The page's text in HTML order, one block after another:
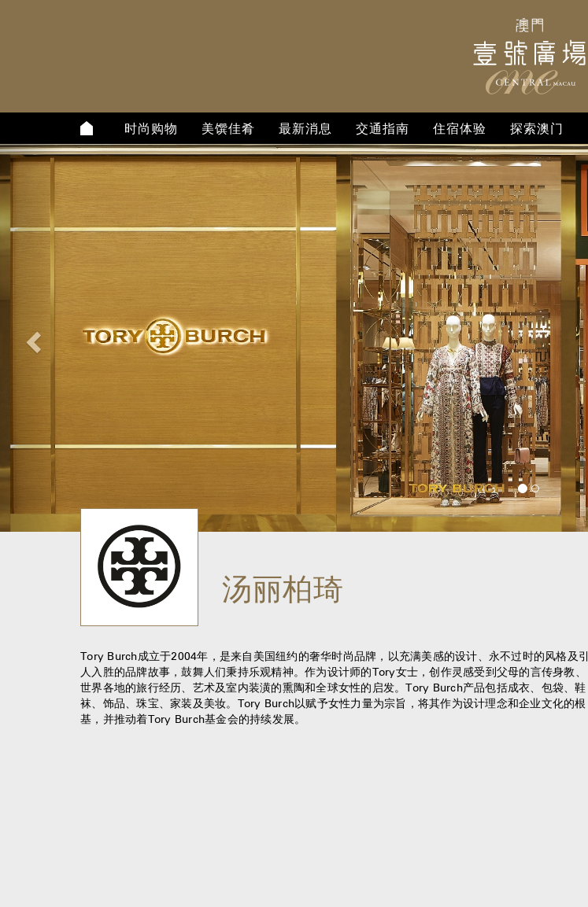
时尚购物 美馔佳肴 最新消息 交通指南 住宿体验 探索澳门
上
汤丽柏琦
Tory Burch成立于2004年，是来自美国纽约的奢华时尚品牌，以充满美感的设计、永不过时的风格及引
人入胜的品牌故事，鼓舞人们秉持乐观精神。作为设计师的Tory女士，创作灵感受到父母的言传身教、
世界各地的旅行经历、艺术及室内装潢的熏陶和全球女性的启发。Tory Burch产品包括成衣、包袋、鞋
袜、饰品、珠宝、家装及美妆。Tory Burch以赋予女性力量为宗旨，将其作为设计理念和企业文化的根
基，并推动着Tory Burch基金会的持续发展。